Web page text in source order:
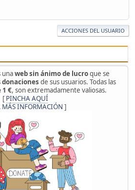
unaweb sin ánimo de lucroque se
donaciones de sus usuarios. Todas las
1 €, son extremadamente valiosas.
[ PINCHA AQUÍ
MÁS INFORMACIÓN ]
ACCIONES DEL USUARIO